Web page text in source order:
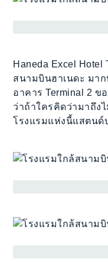
Haneda Excel Hotel
สนามบินฮาเนดะ มา
อาคาร Terminal 2 ข
ว่าถ้าใครคิดว่ามาถึง
โรงแรมแห่งนี้แสตน